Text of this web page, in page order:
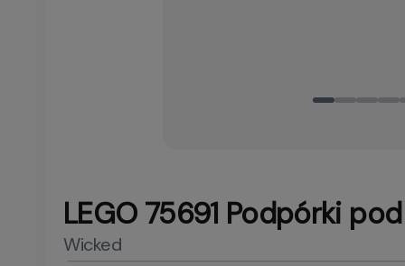
LEGO 75691 Podpórki
Wicked